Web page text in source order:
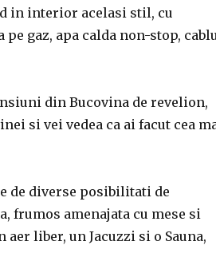
in interior acelasi stil, cu
gaz, apa calda non-stop,
din Bucovina de revelion,
si vei vedea ca ai facut cea
de diverse posibilitati de
frumos amenajata cu mese si
liber, un Jacuzzi si o Sauna,